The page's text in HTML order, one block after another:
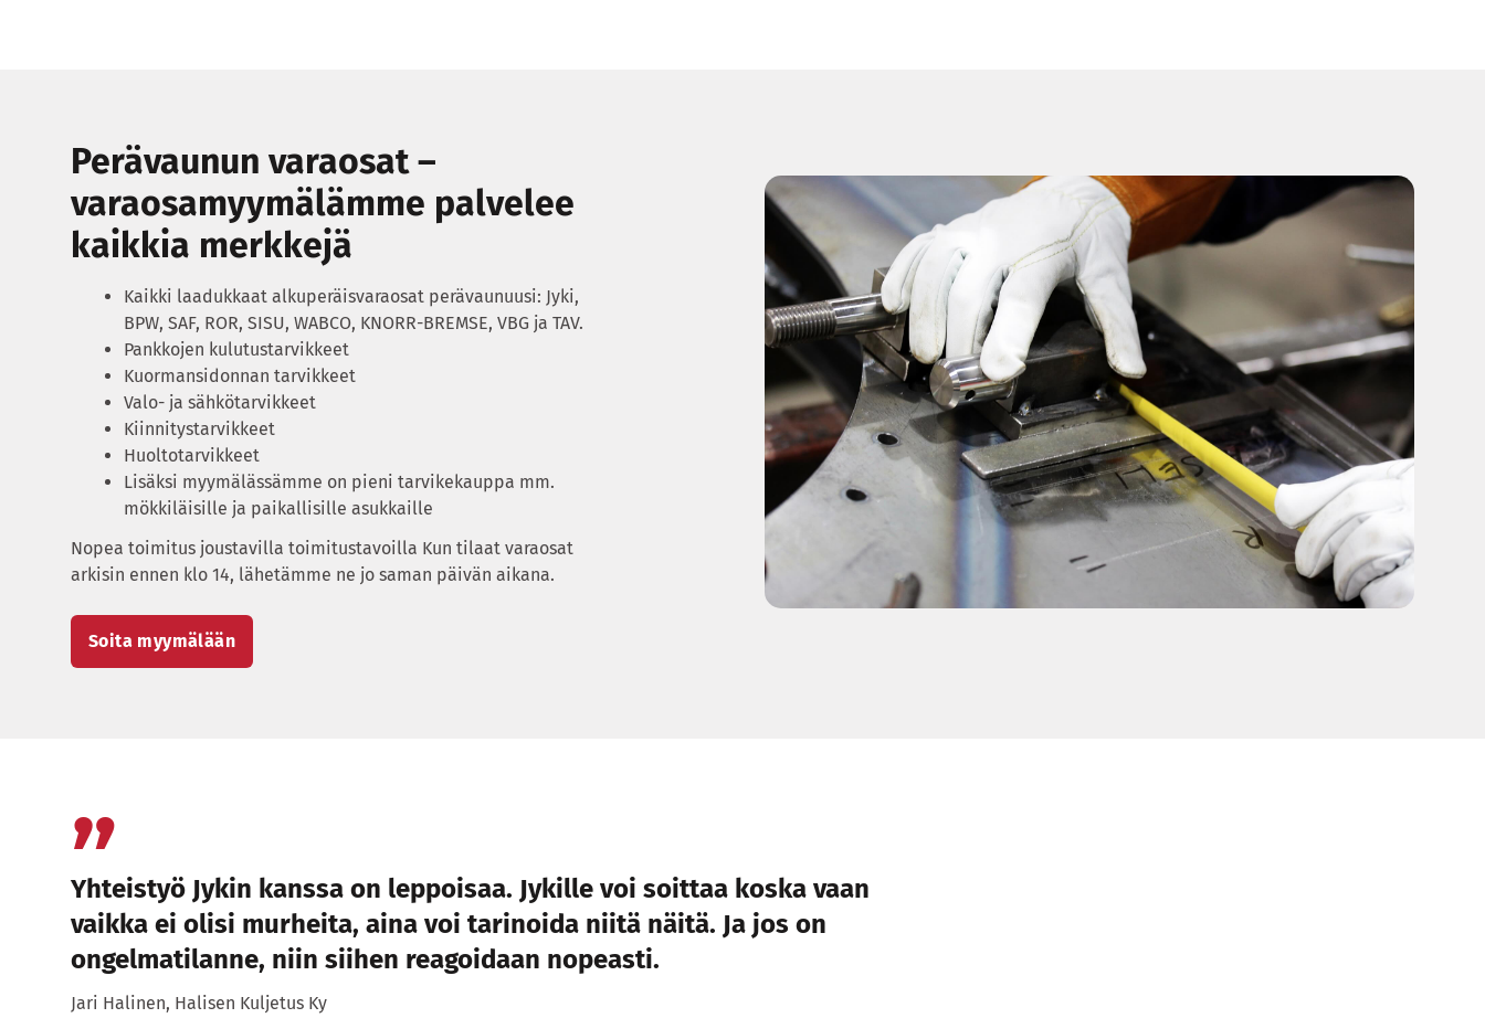
Perävaunun varaosat –
varaosamyymälämme palvelee
kaikkia merkkejä
Kaikki laadukkaat alkuperäisvaraosat perävaunuusi: Jyki,
BPW, SAF, ROR, SISU, WABCO, KNORR-BREMSE, VBG ja TAV.
Pankkojen kulutustarvikkeet
Kuormansidonnan tarvikkeet
Valo- ja sähkötarvikkeet
Kiinnitystarvikkeet
Huoltotarvikkeet
Lisäksi myymälässämme on pieni tarvikekauppa mm.
mökkiläisille ja paikallisille asukkaille
Nopea toimitus joustavilla toimitustavoilla Kun tilaat varaosat
arkisin ennen klo 14, lähetämme ne jo saman päivän aikana.
Soita myymälään
Yhteistyö Jykin kanssa on leppoisaa. Jykille voi soittaa koska vaan
vaikka ei olisi murheita, aina voi tarinoida niitä näitä. Ja jos on
ongelmatilanne, niin siihen reagoidaan nopeasti.
Jari Halinen, Halisen Kuljetus Ky